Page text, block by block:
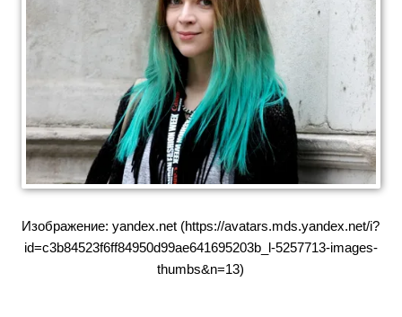
Изображение: yandex.net (https://avatars.mds.yandex.net/i?
id=c3b84523f6ff84950d99ae641695203b_l-5257713-images-
thumbs&n=13)